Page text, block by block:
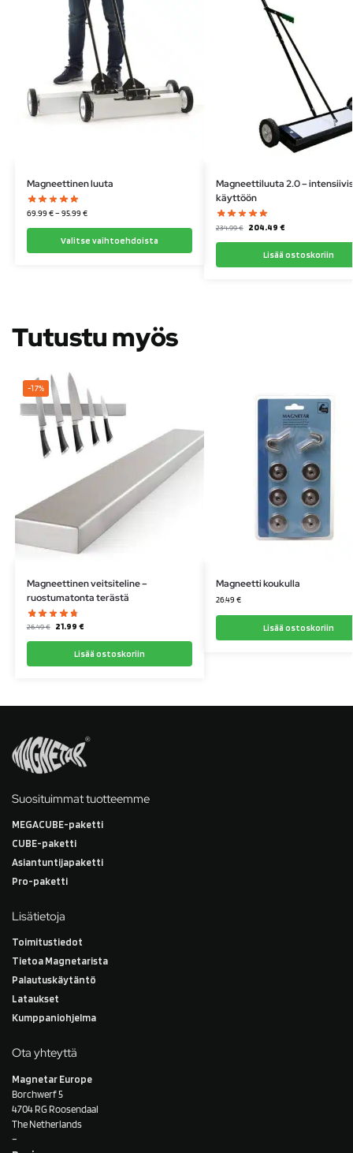
Magneettinen luuta
69.99 €– 95.99 €
Valitse vaihtoehdoista
Magneettiluuta 2.0 –
käyttöön
234.99€ 204.49 €
Lisää ostoskoriin
Tutustu myös
-17%
Magneettinen veitsiteline –
ruostumatonta terästä
26.49€ 21.99 €
Lisää ostoskoriin
Magneetti koukulla
26.49 €
Lisää ostoskoriin
Suosituimmat tuotteemme
MEGACUBE-paketti
CUBE-paketti
Asiantuntijapaketti
Pro-paketti
Lisätietoja
Toimitustiedot
Tietoa Magnetarista
Palautuskäytäntö
Lataukset
Kumppaniohjelma
Ota yhteyttä
Magnetar Europe
Borchwerf 5
4704 RG Roosendaal
The Netherlands
–